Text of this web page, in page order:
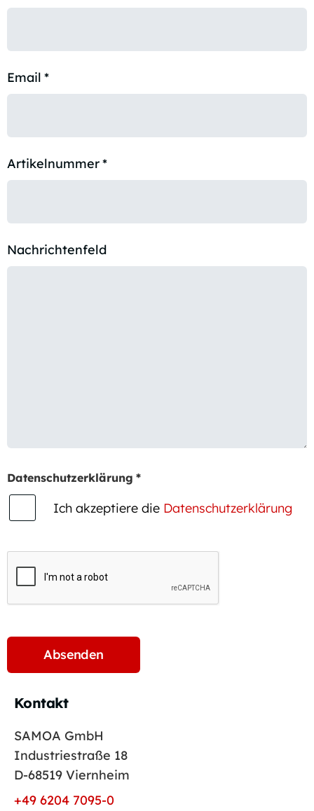
Email *
Artikelnummer*
Nachrichtenfeld
Datenschutzerklärung *
Ich akzeptiere die Datenschutzerklärung
Kontakt
SAMOA GmbH
Industriestraße 18
D-68519 Viernheim
+49 6204 7095-0